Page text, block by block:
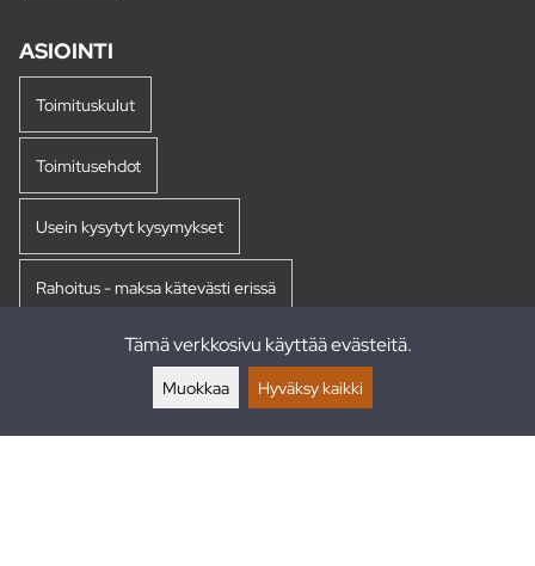
ASIOINTI
Toimituskulut
Toimitusehdot
Usein kysytyt kysymykset
Rahoitus - maksa kätevästi erissä
Tämä verkkosivu käyttää evästeitä.
Muokkaa Hyväksy kaikki